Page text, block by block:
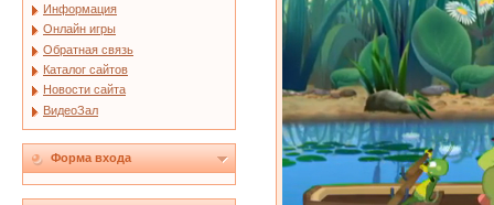
Информация
Онлайн игры
Обратная связь
Каталог сайтов
Новости сайта
ВидеоЗал
Форма входа